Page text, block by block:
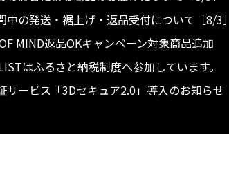
中の発送・裾上げ・返品受付について［8/3］
MIND返品OKキャンペーン対象商品追加
はふるさと納税制度へ参加しています。
サービス「3Dセキュア2.0」導入のお知らせ